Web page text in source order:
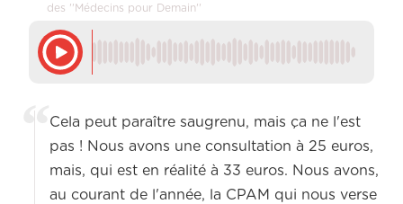
des ''Médecins pour Demain''
Cela peut paraître saugrenu, mais ça ne l'est
pas ! Nous avons une consultation à 25 euros,
mais, qui est en réalité à 33 euros. Nous avons,
au courant de l'année, la CPAM qui nous verse